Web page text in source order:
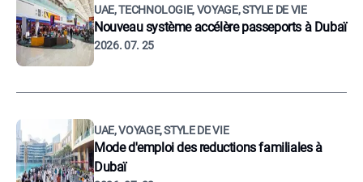
UAE, TECHNOLOGIE, VOYAGE, STYLE DE VIE
Nouveau système accélère passeports à Dubaï
2026. 07. 25
UAE, VOYAGE, STYLE DE VIE
Mode d'emploi des reductions familiales à
Dubaï